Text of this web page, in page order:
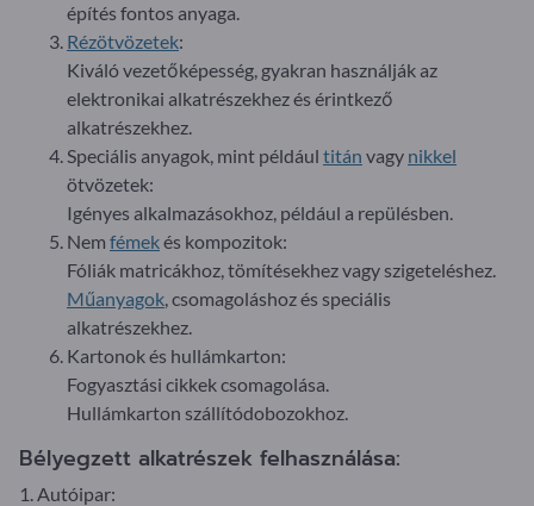
építés fontos anyaga.
Rézötvözetek:
Kiváló vezetőképesség, gyakran használják az
elektronikai alkatrészekhez és érintkező
alkatrészekhez.
Speciális anyagok, mint például titán vagy nikkel
ötvözetek:
Igényes alkalmazásokhoz, például a repülésben.
Nem fémekés kompozitok:
Fóliák matricákhoz, tömítésekhez vagy szigeteléshez.
Műanyagok, csomagoláshoz és speciális
alkatrészekhez.
Kartonok és hullámkarton:
Fogyasztási cikkek csomagolása.
Hullámkarton szállítódobozokhoz.
Bélyegzett alkatrészek felhasználása:
1. Autóipar: